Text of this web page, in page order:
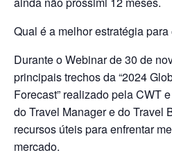
Qual é a melhor estratégia
Durante o Webinar de 30 de
principais trechos da “2024
Forecast” realizado pela CWT
do Travel Manager e do Travel
recursos úteis para enfrentar
mercado.